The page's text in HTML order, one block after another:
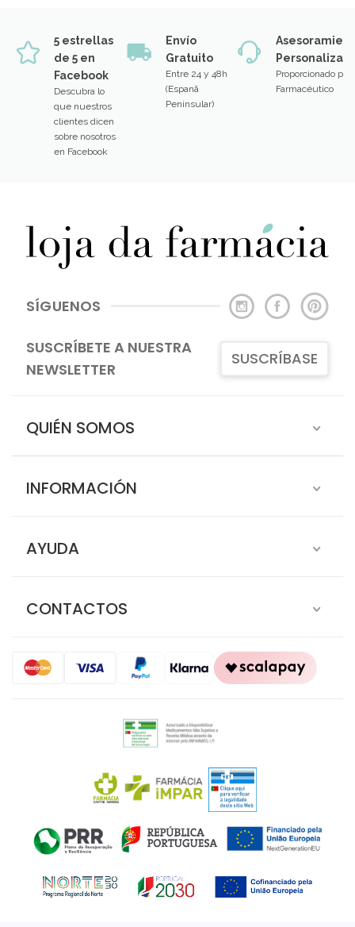
5 estrellas
de 5 en
Facebook
Descubra lo
que nuestros
clientes dicen
sobre nosotros
en Facebook
Envío
Gratuito
Entre 24 y 48h
(Espanã
Peninsular)
Proporcionado por
Farmacéutico
SÍGUENOS
SUSCRÍBETE A NUESTRA
NEWSLETTER
SUSCRÍBASE
QUIÉN SOMOS
INFORMACIÓN
AYUDA
CONTACTOS